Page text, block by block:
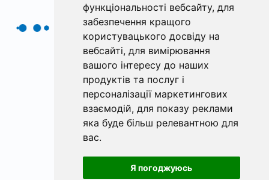
функціональності вебсайту, для
забезпечення кращого
користувацького досвіду на
вебсайті, для вимірювання
вашого інтересу до наших
продуктів та послуг і
персоналізації маркетингових
взаємодій, для показу реклами
яка буде більш релевантною для
вас.
Я погоджуюсь